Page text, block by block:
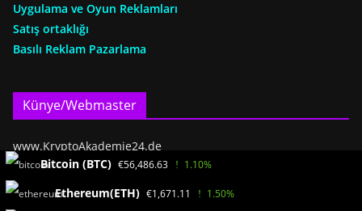
Uygulama ve Oyun Reklamları
Satış ortaklığı
Basılı Reklam Pazarlama
Künye/Webmaster
www.KryptoAkademie24.de
Ayhan Benzer(SEO)
Banyo yolu 2
55838 Bad Münster a.St.
Bitcoin (BTC) €56,486.63 1.10%
Ethereum(ETH) €1,671.11 1.50%